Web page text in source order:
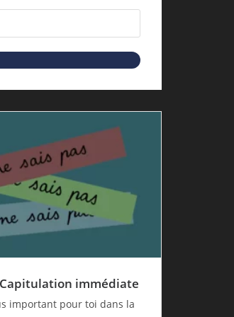
immédiate
important pour toi dans la